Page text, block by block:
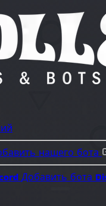
нашего бота
Добавить бота